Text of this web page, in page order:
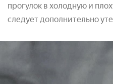
прогулок в холодную и
следует дополнительно